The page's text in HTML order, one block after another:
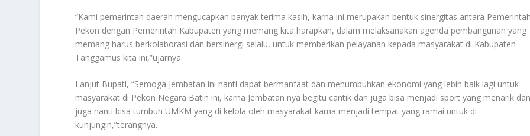
“Kami pemerintah daerah mengucapkan banyak terima kasih, karna ini merupakan bentuk sinergitas antara
Pekon dengan Pemerintah Kabupaten yang memang kita harapkan, dalam melaksanakan agenda pembangunan yang
memang harus berkolaborasi dan bersinergi selalu, untuk memberikan pelayanan kepada masyarakat di Kabupaten
Tanggamus kita ini,”ujarnya.
Lanjut Bupati, “Semoga jembatan ini nanti dapat bermanfaat dan menumbuhkan ekonomi yang lebih baik lagi untuk
masyarakat di Pekon Negara Batin ini, karna Jembatan nya begitu cantik dan juga bisa menjadi sport yang menarik
juga nanti bisa tumbuh UMKM yang di kelola oleh masyarakat karna menjadi tempat yang ramai untuk di
kunjungin,”terangnya.